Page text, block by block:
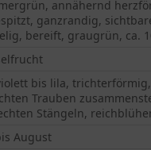
annähernd
ganzrandig,
bereift, graugrün, ca.
bis lila,
Trauben
Stängeln,
August